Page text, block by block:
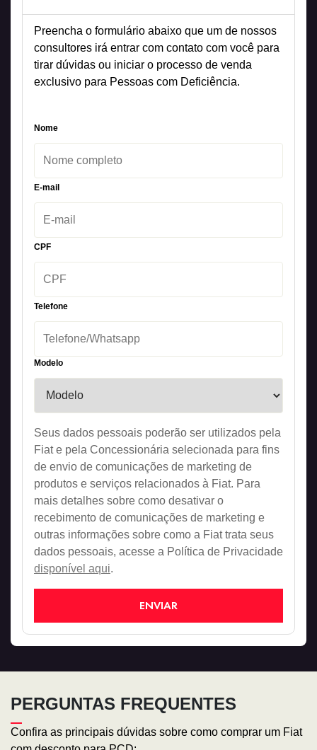
Preencha o formulário abaixo que um de nossos
consultores irá entrar com contato com você para
tirar dúvidas ou iniciar o processo de venda
exclusivo para Pessoas com Deficiência.
Nome
E-mail
CPF
Telefone
Modelo
Seus dados pessoais poderão ser utilizados pela
Fiat e pela Concessionária selecionada para fins
de envio de comunicações de marketing de
produtos e serviços relacionados à Fiat. Para
mais detalhes sobre como desativar o
recebimento de comunicações de marketing e
outras informações sobre como a Fiat trata seus
dados pessoais, acesse a Política de Privacidade
disponível aqui.
ENVIAR
PERGUNTAS FREQUENTES
Confira as principais dúvidas sobre como comprar um Fiat